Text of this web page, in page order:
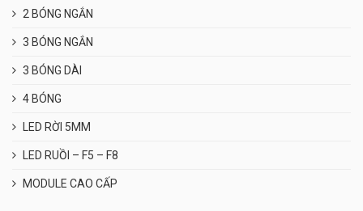
2 BÓNG NGẮN
3 BÓNG NGẮN
3 BÓNG DÀI
4 BÓNG
LED RỜI 5MM
LED RUỒI – F5 – F8
MODULE CAO CẤP